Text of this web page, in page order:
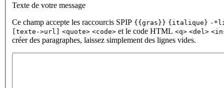
Texte de votre message
Ce champ accepte les raccourcis SPIP {{gras}} {italique} -
[texte->url] <quote> <code> et le code HTML <q> <del>
créer des paragraphes, laissez simplement des lignes vides.